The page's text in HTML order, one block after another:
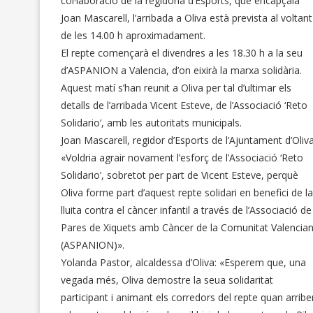
Joan Mascarell, l’arribada a Oliva està prevista al voltant
de les 14.00 h aproximadament.
El repte començarà el divendres a les 18.30 h a la seu
d’ASPANION a Valencia, d’on eixirà la marxa solidària.
Aquest matí s’han reunit a Oliva per tal d’ultimar els
detalls de l’arribada Vicent Esteve, de l’Associació ‘Reto
Solidario’, amb les autoritats municipals.
Joan Mascarell, regidor d’Esports de l’Ajuntament
«Voldria agrair novament l’esforç de l’Associació ‘Reto
Solidario’, sobretot per part de Vicent Esteve, perquè
Oliva forme part d’aquest repte solidari en benefici de la
lluita contra el càncer infantil a través de l’Associació de
Pares de Xiquets amb Càncer de la Comunitat
(ASPANION)».
Yolanda Pastor, alcaldessa d’Oliva: «Esperem que, una
vegada més, Oliva demostre la seua solidaritat
participant i animant els corredors del repte quan